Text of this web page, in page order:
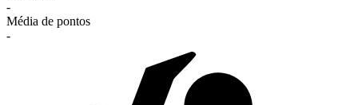
-
Média de pontos
-